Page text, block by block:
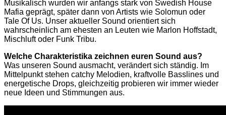
Musikalisch wurden wir anfangs stark von Swedish House
Mafia geprägt, später dann von Artists wie Solomun oder
Tale Of Us. Unser aktueller Sound orientiert sich
wahrscheinlich am ehesten an Leuten wie Marlon Hoffstadt,
Mischluft oder Funk Tribu.
Welche Charakteristika zeichnen euren Sound aus?
Was unseren Sound ausmacht, verändert sich ständig. Im
Mittelpunkt stehen catchy Melodien, kraftvolle Basslines und
energetische Drops, gleichzeitig probieren wir immer wieder
neue Ideen und Stimmungen aus.